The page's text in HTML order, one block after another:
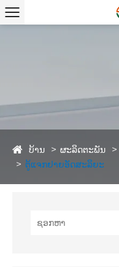
ບ້ານ ຜະລິດຕະພັນ
ຕູ້ແຈກຢາຍອັດສະລິຍະ